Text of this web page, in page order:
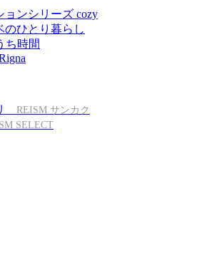
ョンシリーズ cozy
のひとり暮らし
ち時間
REISM サンカク
SELECT